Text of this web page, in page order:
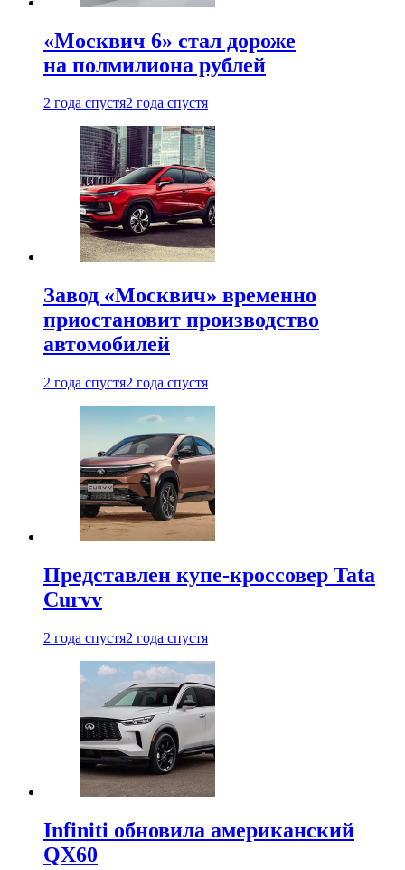
«Москвич 6» стал дороже
на полмилиона рублей
2 года спустя2 года спустя
Завод «Москвич» временно
приостановит производство
автомобилей
2 года спустя2 года спустя
Представлен купе-кроссовер Tata
Curvv
2 года спустя2 года спустя
Infiniti обновила американский
QX60